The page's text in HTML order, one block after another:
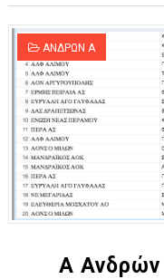
ΑΝΔΡΩΝ Α
Α Ανδρών